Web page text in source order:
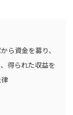
ら資金を募り、
得られた収益を